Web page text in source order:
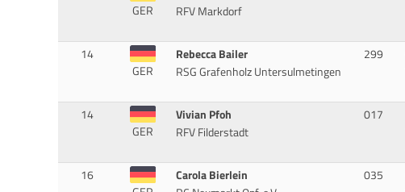
GER
RFV Markdorf
14
GER
Rebecca Bailer
RSG Grafenholz Untersulmetingen
299
14
GER
Vivian Pfoh
RFV Filderstadt
017
16
Carola Bierlein
035